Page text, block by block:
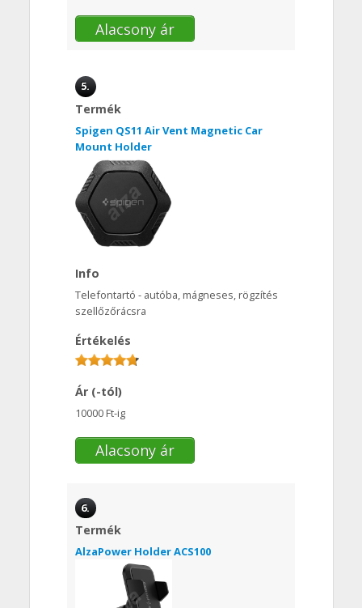
Alacsony ár
5.
Termék
Spigen QS11 Air Vent Magnetic Car
Mount Holder
Info
Telefontartó - autóba, mágneses, rögzítés
szellőzőrácsra
Értékelés
Ár (-tól)
10000 Ft-ig
Alacsony ár
6.
Termék
AlzaPower Holder ACS100